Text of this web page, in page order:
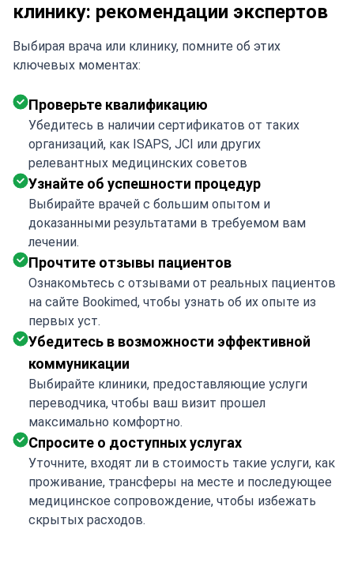
клинику: рекомендации экспертов
Выбирая врача или клинику, помните об этих
ключевых моментах:
Проверьте квалификацию
Убедитесь в наличии сертификатов от таких
организаций, как ISAPS, JCI или других
релевантных медицинских советов
Узнайте об успешности процедур
Выбирайте врачей с большим опытом и
доказанными результатами в требуемом вам
лечении.
Прочтите отзывы пациентов
Ознакомьтесь с отзывами от реальных пациентов
на сайте Bookimed, чтобы узнать об их опыте из
первых уст.
Убедитесь в возможности эффективной
коммуникации
Выбирайте клиники, предоставляющие услуги
переводчика, чтобы ваш визит прошел
максимально комфортно.
Спросите о доступных услугах
Уточните, входят ли в стоимость такие услуги, как
проживание, трансферы на месте и последующее
медицинское сопровождение, чтобы избежать
скрытых расходов.